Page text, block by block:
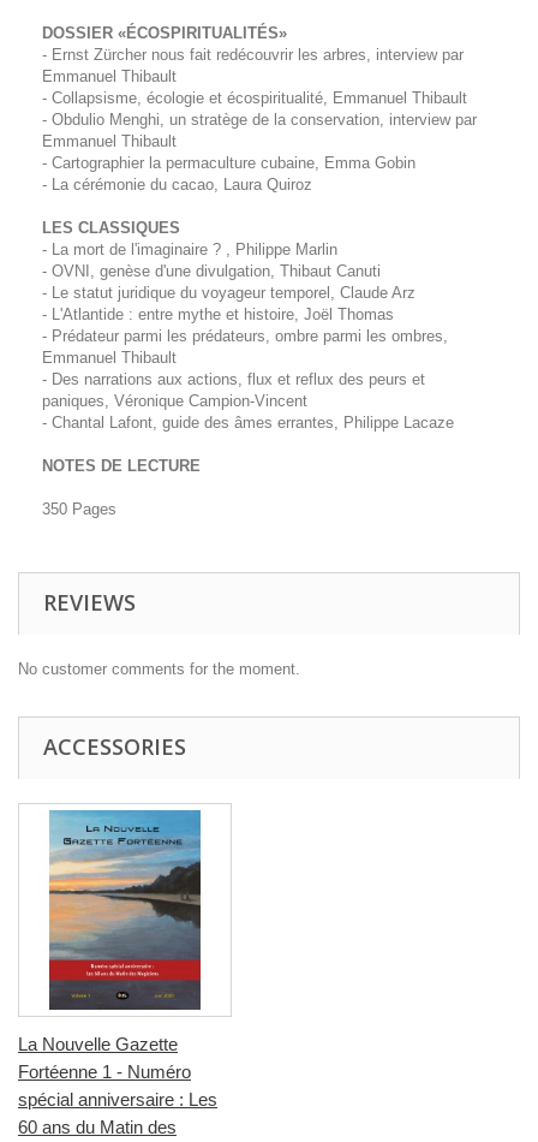
DOSSIER «ÉCOSPIRITUALITÉS»
- Ernst Zürcher nous fait redécouvrir les arbres, interview par
Emmanuel Thibault
- Collapsisme, écologie et écospiritualité, Emmanuel Thibault
- Obdulio Menghi, un stratège de la conservation, interview par
Emmanuel Thibault
- Cartographier la permaculture cubaine, Emma Gobin
- La cérémonie du cacao, Laura Quiroz
LES CLASSIQUES
- La mort de l'imaginaire ? , Philippe Marlin
- OVNI, genèse d'une divulgation, Thibaut Canuti
- Le statut juridique du voyageur temporel, Claude Arz
- L'Atlantide : entre mythe et histoire, Joël Thomas
- Prédateur parmi les prédateurs, ombre parmi les ombres,
Emmanuel Thibault
- Des narrations aux actions, flux et reflux des peurs et
paniques, Véronique Campion-Vincent
- Chantal Lafont, guide des âmes errantes, Philippe Lacaze
NOTES DE LECTURE
350 Pages
REVIEWS
No customer comments for the moment.
ACCESSORIES
La Nouvelle Gazette
Fortéenne 1 - Numéro
spécial anniversaire : Les
60 ans du Matin des